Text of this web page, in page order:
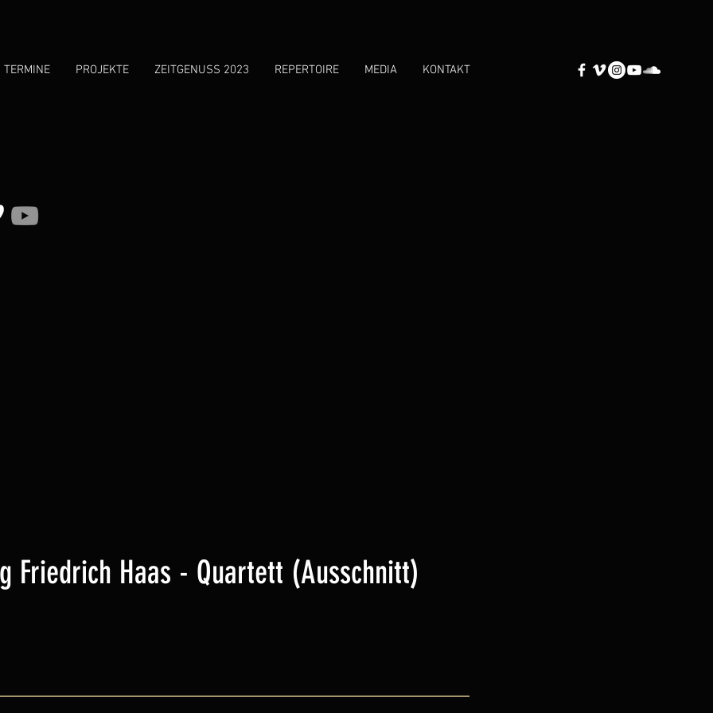
TERMINE PROJEKTE ZEITGENUSS 2023 REPERTOIRE MEDIA KONTAKT
Friedrich Haas - Quartett (Ausschnitt)